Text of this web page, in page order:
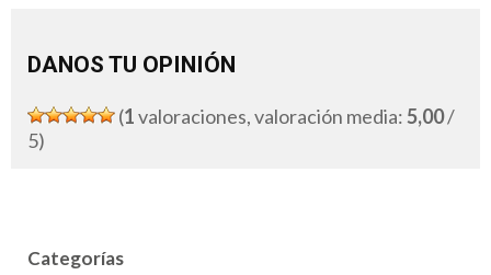
DANOS TU OPINIÓN
(1valoraciones, valoración media:5,00/
5)
Categorías